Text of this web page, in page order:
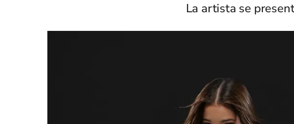
La artista se